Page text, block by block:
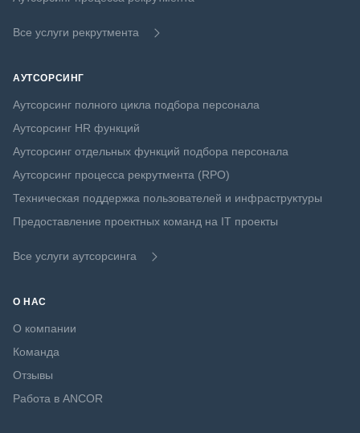
Все услуги рекрутмента
АУТСОРСИНГ
Аутсорсинг полного цикла подбора персонала
Аутсорсинг HR функций
Аутсорсинг отдельных функций подбора персонала
Аутсорсинг процесса рекрутмента (RPO)
Техническая поддержка пользователей и инфраструктуры
Предоставление проектных команд на IT проекты
Все услуги аутсорсинга
О НАС
О компании
Команда
Отзывы
Работа в ANCOR